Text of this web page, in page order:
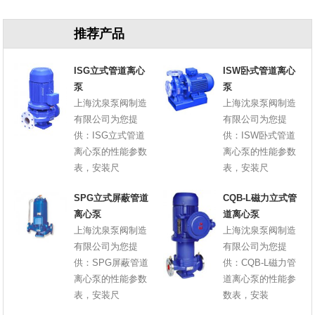
推荐产品
ISG立式管道离心
泵
上海沈泉泵阀制造
有限公司为您提
供：ISG立式管道
离心泵的性能参数
表，安装尺
ISW卧式管道离心
泵
上海沈泉泵阀制造
有限公司为您提
供：ISW卧式管道
离心泵的性能参数
表，安装尺
SPG立式屏蔽管道
离心泵
上海沈泉泵阀制造
有限公司为您提
供：SPG屏蔽管道
离心泵的性能参数
表，安装尺
CQB-L磁力立式管
道离心泵
上海沈泉泵阀制造
有限公司为您提
供：CQB-L磁力管
道离心泵的性能参
数表，安装